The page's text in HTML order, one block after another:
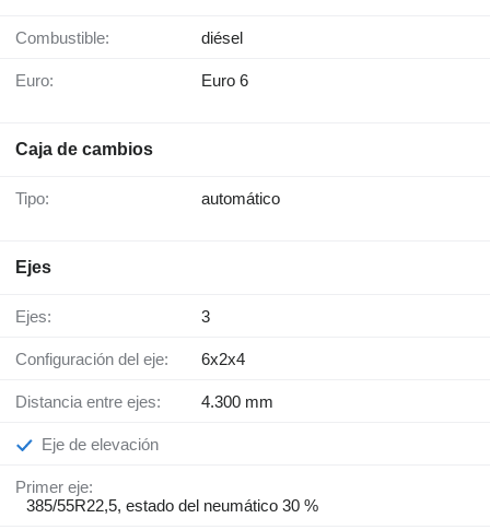
Combustible: diésel
Euro: Euro 6
Caja de cambios
Tipo: automático
Ejes
Ejes: 3
Configuración del eje: 6x2x4
Distancia entre ejes: 4.300 mm
Eje de elevación
Primer eje:
385/55R22,5, estado del neumático 30 %